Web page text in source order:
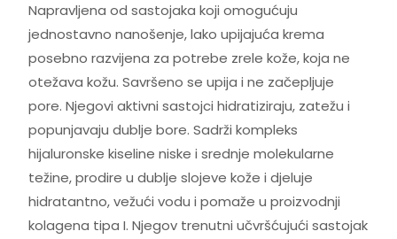
Napravljena od sastojaka koji omogućuju
jednostavno nanošenje, lako upijajuća krema
posebno razvijena za potrebe zrele kože, koja ne
otežava kožu. Savršeno se upija i ne začepljuje
pore. Njegovi aktivni sastojci hidratiziraju, zatežu i
popunjavaju dublje bore. Sadrži kompleks
hijaluronske kiseline niske i srednje molekularne
težine, prodire u dublje slojeve kože i djeluje
hidratantno, vežući vodu i pomaže u proizvodnji
kolagena tipa I. Njegov trenutni učvršćujući sastojak